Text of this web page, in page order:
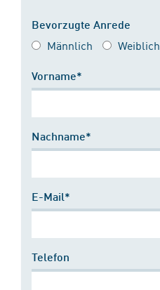
Bevorzugte Anrede
Männlich Weiblich
Vorname*
Nachname*
E-Mail*
Telefon